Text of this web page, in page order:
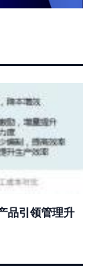
品引领管理升